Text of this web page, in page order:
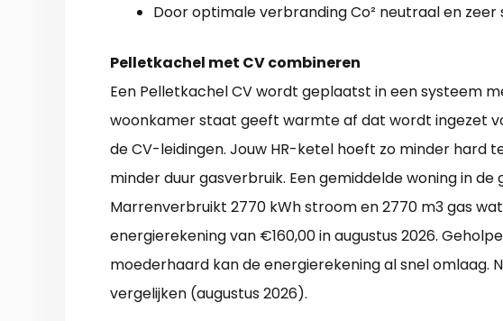
Door optimale verbranding Co² neutraal en zeer
Pelletkachel met CV combineren
Een Pelletkachel CV wordt geplaatst in een systeem
woonkamer staat geeft warmte af dat wordt ingezet
de CV-leidingen. Jouw HR-ketel hoeft zo minder hard
minder duur gasverbruik. Een gemiddelde woning in de
Marrenverbruikt 2770 kWh stroom en 2770 m3 gas
energierekening van €160,00 in augustus 2026.
moederhaard kan de energierekening al snel omlaag.
vergelijken (augustus 2026).